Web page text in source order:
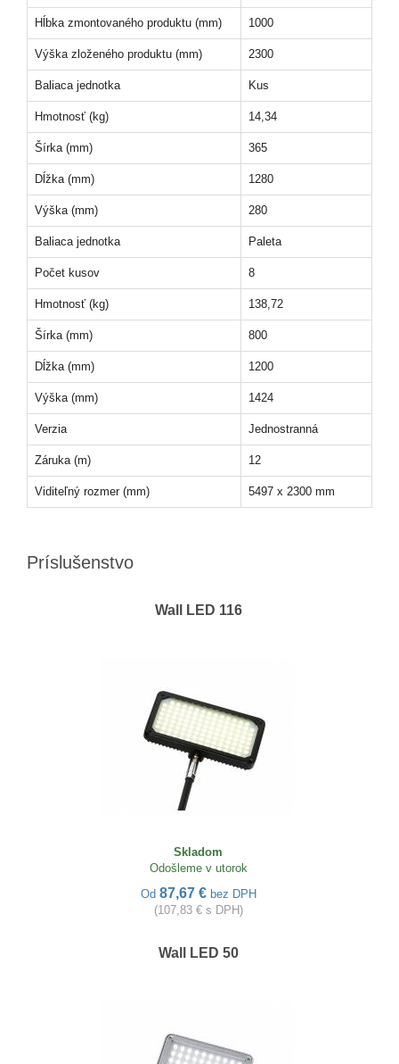
Hĺbka zmontovaného produktu (mm) 1000
Výška zloženého produktu (mm) 2300
Baliaca jednotka Kus
Hmotnosť (kg) 14,34
Šírka (mm) 365
Dĺžka (mm) 1280
Výška (mm) 280
Baliaca jednotka Paleta
Počet kusov 8
Hmotnosť (kg) 138,72
Šírka (mm) 800
Dĺžka (mm) 1200
Výška (mm) 1424
Verzia Jednostranná
Záruka (m) 12
Viditeľný rozmer (mm) 5497 x 2300 mm
Príslušenstvo
Wall LED 116
Skladom
Odošleme v utorok
Od 87,67 € bez DPH
(107,83 € s DPH)
Wall LED 50